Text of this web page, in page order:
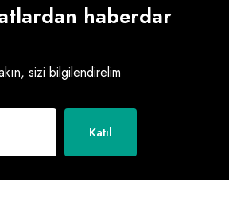
haberdar
sizi bilgilendirelim
Katıl